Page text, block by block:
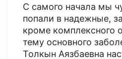
С самого начала мы
попали в надежные,
кроме комплексного
тему основного
Толкын Аязбаевна